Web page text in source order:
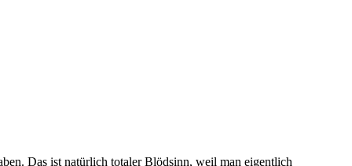
Das ist natürlich totaler Blödsinn, weil man eigentlich